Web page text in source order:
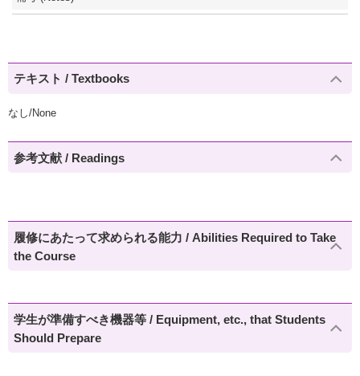
テキスト / Textbooks
なし/None
参考文献 / Readings
履修にあたって求められる能力 / Abilities Required to Take
the Course
学生が準備すべき機器等 / Equipment, etc., that Students
Should Prepare